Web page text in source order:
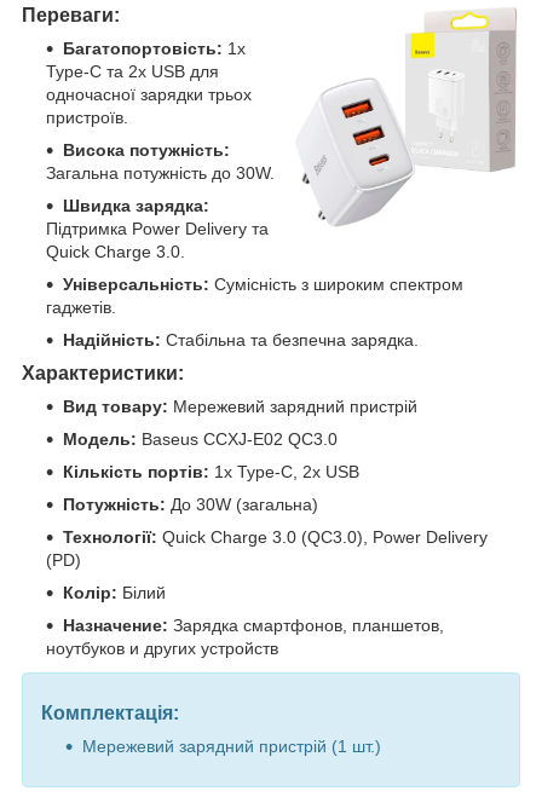
Переваги:
Багатопортовість: 1x
Type-C та 2x USB для
одночасної зарядки трьох
пристроїв.
Висока потужність:
Загальна потужність до 30W.
Швидка зарядка:
Підтримка Power Delivery та
Quick Charge 3.0.
Універсальність: Сумісність з широким спектром
гаджетів.
Надійність: Стабільна та безпечна зарядка.
Характеристики:
Вид товару: Мережевий зарядний пристрій
Модель: Baseus CCXJ-E02 QC3.0
Кількість портів: 1x Type-C, 2x USB
Потужність: До 30W (загальна)
Технології: Quick Charge 3.0 (QC3.0), Power Delivery
(PD)
Колір: Білий
Назначение: Зарядка смартфонов, планшетов,
ноутбуков и других устройств
Комплектація:
Мережевий зарядний пристрій (1 шт.)